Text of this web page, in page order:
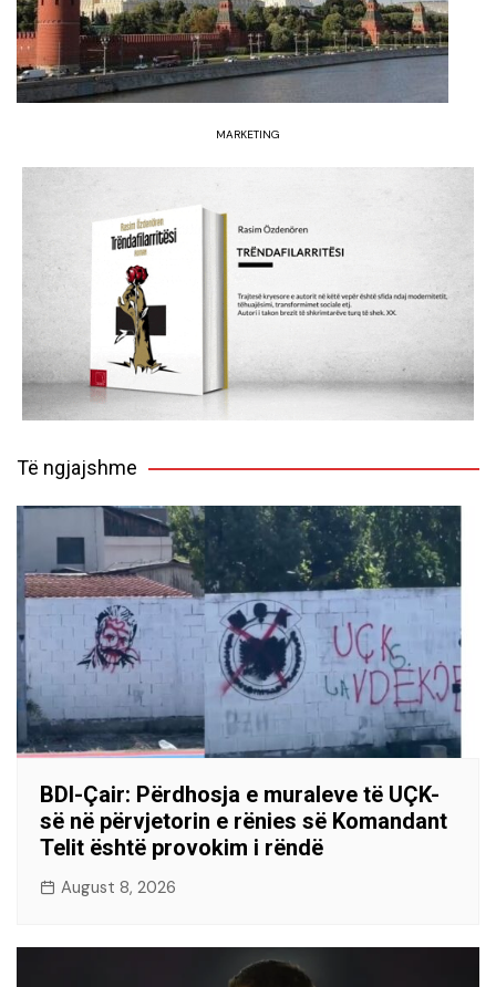
MARKETING
Të ngjajshme
BDI-Çair: Përdhosja e muraleve të UÇK-
së në përvjetorin e rënies së Komandant
Telit është provokim i rëndë
August 8, 2026